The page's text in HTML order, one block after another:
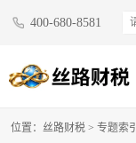
400-680-8581
位置： 丝路财税 > 专题索引